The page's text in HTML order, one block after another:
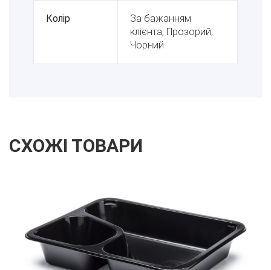
Колір
За бажанням
клієнта, Прозорий,
Чорний
СХОЖІ ТОВАРИ